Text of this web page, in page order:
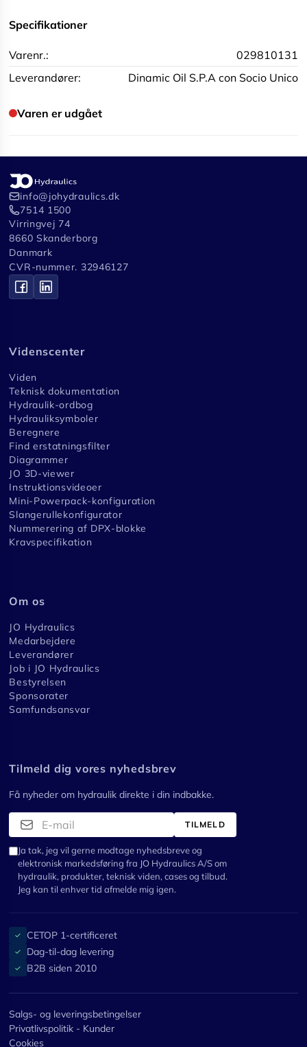
Specifikationer
Varenr.:
029810131
Leverandører:
Dinamic Oil S.P.A con Socio Unico
Varen er udgået
info@johydraulics.dk
7514 1500
Virringvej 74
8660 Skanderborg
Danmark
CVR-nummer. 32946127
Videnscenter
Viden
Teknisk dokumentation
Hydraulik-ordbog
Hydrauliksymboler
Beregnere
Find erstatningsfilter
Diagrammer
JO 3D-viewer
Instruktionsvideoer
Mini-Powerpack-konfiguration
Slangerullekonfigurator
Nummerering af DPX-blokke
Kravspecifikation
Om os
JO Hydraulics
Medarbejdere
Leverandører
Job i JO Hydraulics
Bestyrelsen
Sponsorater
Samfundsansvar
Tilmeld dig vores nyhedsbrev
Få nyheder om hydraulik direkte i din indbakke.
TILMELD
Ja tak, jeg vil gerne modtage nyhedsbreve og
elektronisk markedsføring fra JO Hydraulics A/S om
hydraulik, produkter, teknisk viden, cases og tilbud.
Jeg kan til enhver tid afmelde mig igen.
✓ CETOP 1-certificeret
✓ Dag-til-dag levering
✓ B2B siden 2010
Salgs- og leveringsbetingelser
Privatlivspolitik - Kunder
Cookies